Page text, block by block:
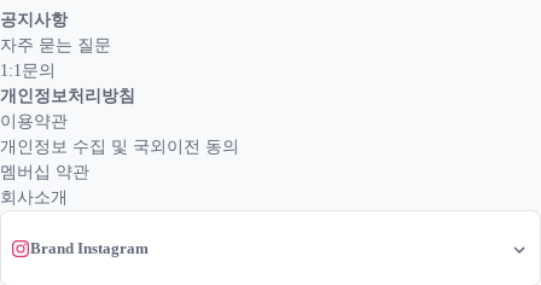
공지사항
자주 묻는 질문
1:1문의
개인정보처리방침
이용약관
개인정보 수집 및 국외이전 동의
멤버십 약관
회사소개
Brand Instagram